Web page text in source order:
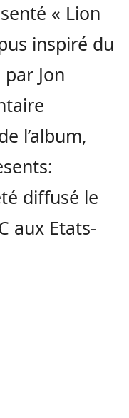
« Lion
inspiré du
Jon
l’album,
diffusé le
aux Etats-